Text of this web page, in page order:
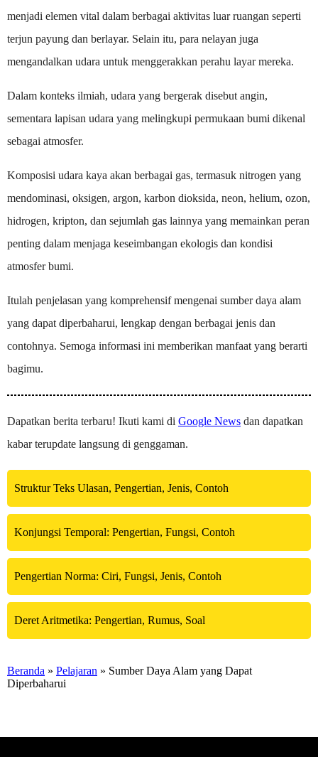
menjadi elemen vital dalam berbagai aktivitas luar ruangan seperti
terjun payung dan berlayar. Selain itu, para nelayan juga
mengandalkan udara untuk menggerakkan perahu layar mereka.
Dalam konteks ilmiah, udara yang bergerak disebut angin,
sementara lapisan udara yang melingkupi permukaan bumi dikenal
sebagai atmosfer.
Komposisi udara kaya akan berbagai gas, termasuk nitrogen yang
mendominasi, oksigen, argon, karbon dioksida, neon, helium, ozon,
hidrogen, kripton, dan sejumlah gas lainnya yang memainkan peran
penting dalam menjaga keseimbangan ekologis dan kondisi
atmosfer bumi.
Itulah penjelasan yang komprehensif mengenai sumber daya alam
yang dapat diperbaharui, lengkap dengan berbagai jenis dan
contohnya. Semoga informasi ini memberikan manfaat yang berarti
bagimu.
Dapatkan berita terbaru! Ikuti kami di Google News dan dapatkan
kabar terupdate langsung di genggaman.
Struktur Teks Ulasan, Pengertian, Jenis, Contoh
Konjungsi Temporal: Pengertian, Fungsi, Contoh
Pengertian Norma: Ciri, Fungsi, Jenis, Contoh
Deret Aritmetika: Pengertian, Rumus, Soal
Beranda » Pelajaran » Sumber Daya Alam yang Dapat
Diperbaharui